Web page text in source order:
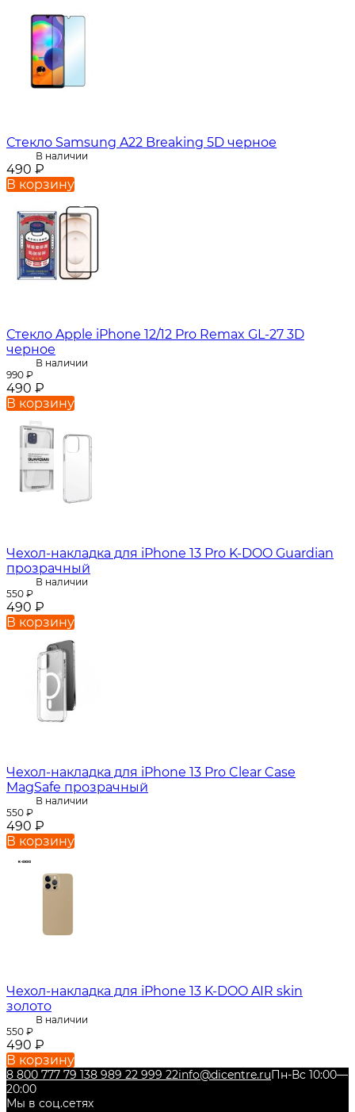
Стекло Samsung A22 Breaking 5D черное
В наличии
490 ₽
В корзину
Стекло Apple iPhone 12/12 Pro Remax GL-27 3D
черное
В наличии
990 ₽
490 ₽
В корзину
Чехол-накладка для iPhone 13 Pro K-DOO Guardian
прозрачный
В наличии
550 ₽
490 ₽
В корзину
Чехол-накладка для iPhone 13 Pro Clear Case
MagSafe прозрачный
В наличии
550 ₽
490 ₽
В корзину
Чехол-накладка для iPhone 13 K-DOO AIR skin
золото
В наличии
550 ₽
490 ₽
В корзину
8 800 777 79 138 989 22 999 22info@dicentre.ruПн-Вс 10:00—
20:00
Мы в соц.сетях